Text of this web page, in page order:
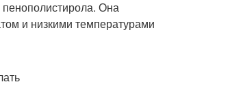
Она
и низкими температурами